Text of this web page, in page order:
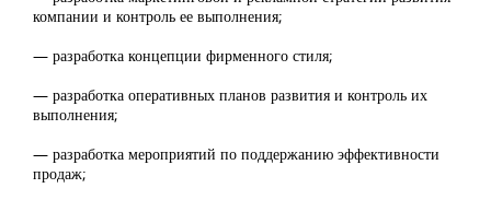
компании и контроль ее выполнения;
— разработка концепции фирменного стиля;
— разработка оперативных планов развития и контроль их
выполнения;
— разработка мероприятий по поддержанию эффективности
продаж;